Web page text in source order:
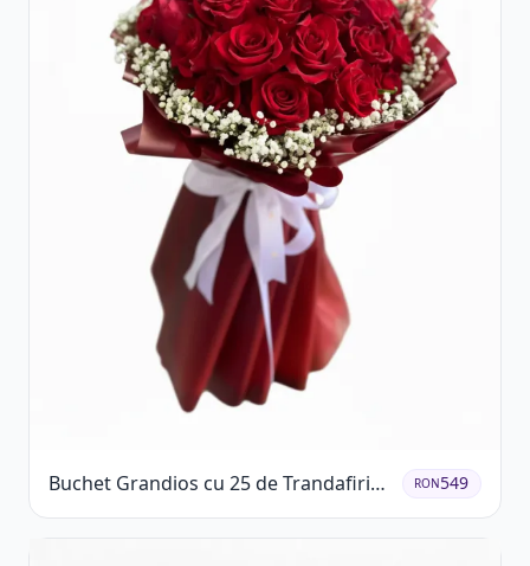
Buchet Grandios cu 25 de Trandafiri
Roșii
RON549